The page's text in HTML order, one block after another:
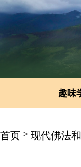
趣味
首页 > 现代佛法